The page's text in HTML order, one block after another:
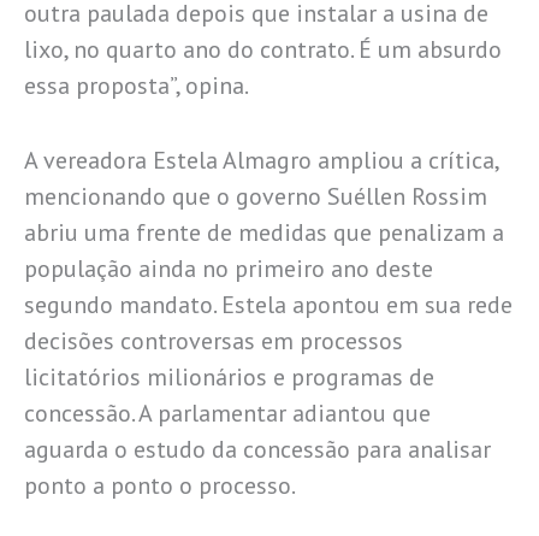
outra paulada depois que instalar a usina de
lixo, no quarto ano do contrato. É um absurdo
essa proposta”, opina.
A vereadora Estela Almagro ampliou a crítica,
mencionando que o governo Suéllen Rossim
abriu uma frente de medidas que penalizam a
população ainda no primeiro ano deste
segundo mandato. Estela apontou em sua rede
decisões controversas em processos
licitatórios milionários e programas de
concessão. A parlamentar adiantou que
aguarda o estudo da concessão para analisar
ponto a ponto o processo.